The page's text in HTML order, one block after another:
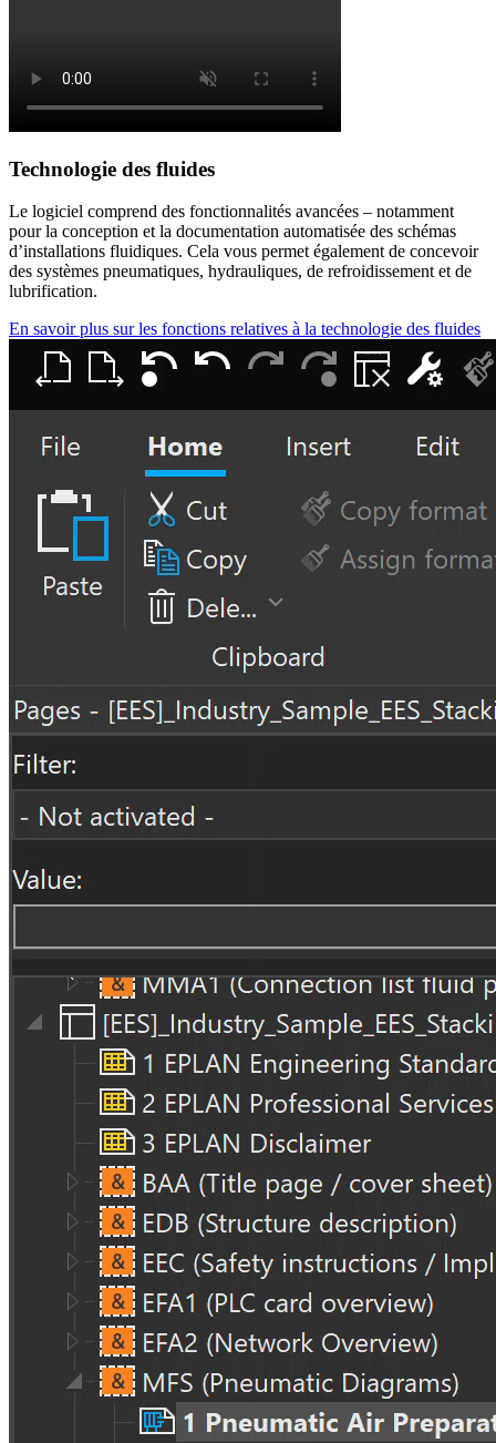
Technologie des fluides
Le logiciel comprend des fonctionnalités avancées – notamment
pour la conception et la documentation automatisée des schémas
d’installations fluidiques. Cela vous permet également de concevoir
des systèmes pneumatiques, hydrauliques, de refroidissement et de
lubrification.
En savoir plus sur les fonctions relatives à la technologie des fluides